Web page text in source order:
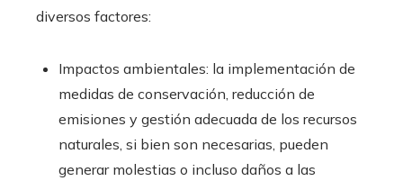
diversos factores:
Impactos ambientales: la implementación de
medidas de conservación, reducción de
emisiones y gestión adecuada de los recursos
naturales, si bien son necesarias, pueden
generar molestias o incluso daños a las